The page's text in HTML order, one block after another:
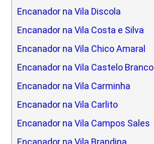
Encanador na Vila Discola
Encanador na Vila Costa e Silva
Encanador na Vila Chico Amaral
Encanador na Vila Castelo Branco
Encanador na Vila Carminha
Encanador na Vila Carlito
Encanador na Vila Campos Sales
Encanador na Vila Brandina